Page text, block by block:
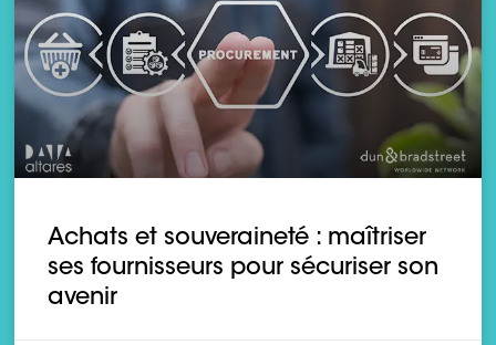
Achats et souveraineté : maîtriser
ses fournisseurs pour sécuriser son
avenir